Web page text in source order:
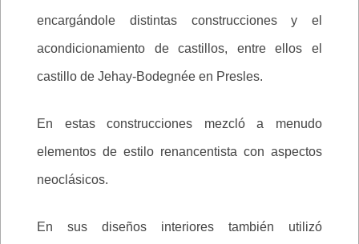
encargándole distintas construcciones y el
acondicionamiento de castillos, entre ellos el
castillo de Jehay-Bodegnée en Presles.
En estas construcciones mezcló a menudo
elementos de estilo renancentista con aspectos
neoclásicos.
En sus diseños interiores también utilizó